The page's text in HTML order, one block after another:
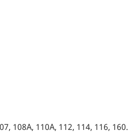
108А, 110А, 112, 114, 116, 160.